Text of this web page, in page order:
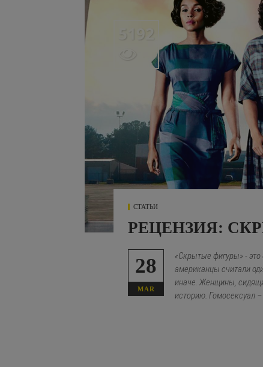
5192
СТАТЬИ
РЕЦЕНЗИЯ:
28
MAR
«Скрытые фигуры» -
американцы считали
иначе. Женщины,
историю. Гомосексуал –